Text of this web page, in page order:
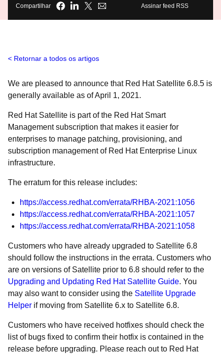
Compartilhar Assinar feed RSS
Retornar a todos os artigos
We are pleased to announce that Red Hat Satellite 6.8.5 is
generally available as of April 1, 2021.
Red Hat Satellite is part of the Red Hat Smart
Management subscription that makes it easier for
enterprises to manage patching, provisioning, and
subscription management of Red Hat Enterprise Linux
infrastructure.
The erratum for this release includes:
https://access.redhat.com/errata/RHBA-2021:1056
https://access.redhat.com/errata/RHBA-2021:1057
https://access.redhat.com/errata/RHBA-2021:1058
Customers who have already upgraded to Satellite 6.8
should follow the instructions in the errata. Customers who
are on versions of Satellite prior to 6.8 should refer to the
Upgrading and Updating Red Hat Satellite Guide. You
may also want to consider using the Satellite Upgrade
Helper if moving from Satellite 6.x to Satellite 6.8.
Customers who have received hotfixes should check the
list of bugs fixed to confirm their hotfix is contained in the
release before upgrading. Please reach out to Red Hat